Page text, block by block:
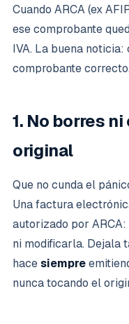
Cuando ARCA (ex
ese comprobante
IVA. La buena
comprobante
1. No borres
original
Que no cunda el
Una factura
autorizado por
ni modificarla. Dejala
hacesiempre
nunca tocando el